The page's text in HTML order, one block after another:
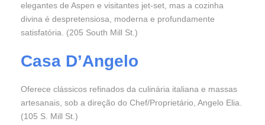
elegantes de Aspen e visitantes jet-set, mas a cozinha
divina é despretensiosa, moderna e profundamente
satisfatória. (205 South Mill St.)
Casa D’Angelo
Oferece clássicos refinados da culinária italiana e massas
artesanais, sob a direção do Chef/Proprietário, Angelo Elia.
(105 S. Mill St.)